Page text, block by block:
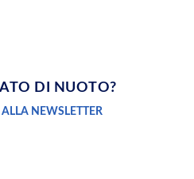
DI NUOTO?
NEWSLETTER